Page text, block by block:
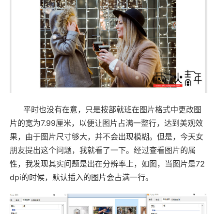
平时也没有在意，只是按部就班在图片格式中更改图
片的宽为7.99厘米，以便让图片占满一整行，达到美观效
果，由于图片尺寸够大，并不会出现模糊。但是，今天女
朋友提出这个问题，我就看了一下。经过查看图片的属
性，我发现其实问题是出在分辨率上，如图，当图片是72
dpi的时候，默认插入的图片会占满一行。